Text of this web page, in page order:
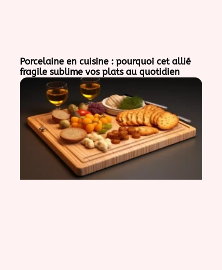
Porcelaine en cuisine : pourquoi cet allié
fragile sublime vos plats au quotidien